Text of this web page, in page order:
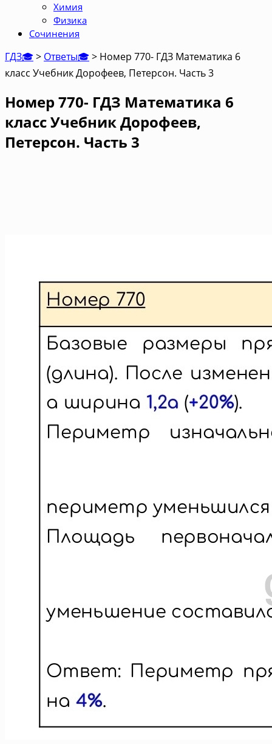
Химия
Физика
Сочинения
ГДЗ🎓> Ответы🎓> Номер 770- ГДЗ Математика 6
класс Учебник Дорофеев, Петерсон. Часть 3
Номер 770- ГДЗ Математика 6
класс Учебник Дорофеев,
Петерсон. Часть 3